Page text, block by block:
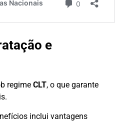
e
regime CLT, o que garante
inclui vantagens